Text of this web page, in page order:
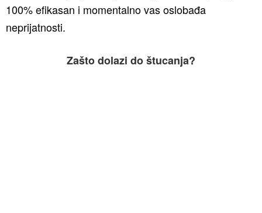
100% efikasan i momentalno vas oslobađa
neprijatnosti.
Zašto dolazi do štucanja?